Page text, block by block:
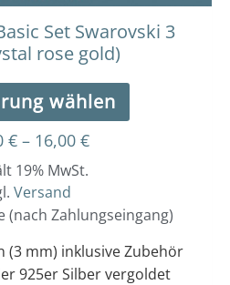
Set Swarovski 3
rose gold)
wählen
werden
€ – 16,00 €
19% MwSt.
Versand
(nach Zahlungseingang)
(3 mm) inklusive Zubehör
925er Silber vergoldet